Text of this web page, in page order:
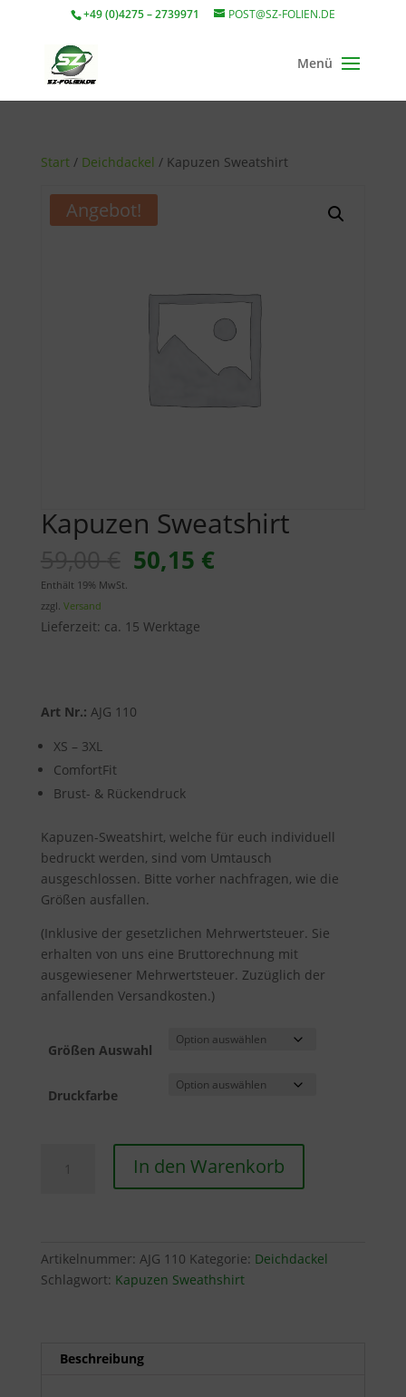
+49 (0)4275 – 2739971 POST@SZ-FOLIEN.DE
Start/ Deichdackel / Kapuzen Sweatshirt
Angebot!
Kapuzen Sweatshirt
Ursprünglicher
Preis
59,00 €
50,15 €Aktueller
Preis
Enthält 19% MwSt.
zzgl. Versand
Lieferzeit: ca. 15 Werktage
Art Nr.: AJG 110
XS – 3XL
ComfortFit
Brust- & Rückendruck
Kapuzen-Sweatshirt, welche für euch individuell
bedruckt werden, sind vom Umtausch
ausgeschlossen. Bitte vorher nachfragen, wie die
Größen ausfallen.
(Inklusive der gesetzlichen Mehrwertsteuer. Sie
erhalten von uns eine Bruttorechnung mit
ausgewiesener Mehrwertsteuer. Zuzüglich der
anfallenden Versandkosten.)
Größen Auswahl
Druckfarbe
In den Warenkorb
Artikelnummer: AJG 110 Kategorie: Deichdackel
Schlagwort: Kapuzen Sweathshirt
Beschreibung